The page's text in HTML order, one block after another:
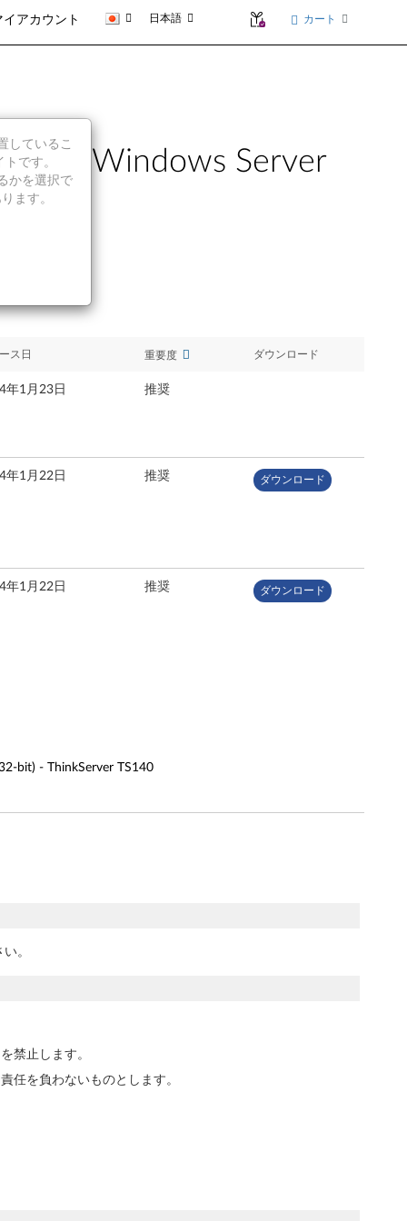
イアカウント 日本語 カート
ー Windows Server
ス日 重要度 ダウンロード
年1月23日 推奨
年1月22日 推奨 ダウンロード
年1月22日 推奨 ダウンロード
bit) - ThinkServer TS140
。
禁止します。
任を負わないものとします。
しているこ
です。
かを選択で
ます。